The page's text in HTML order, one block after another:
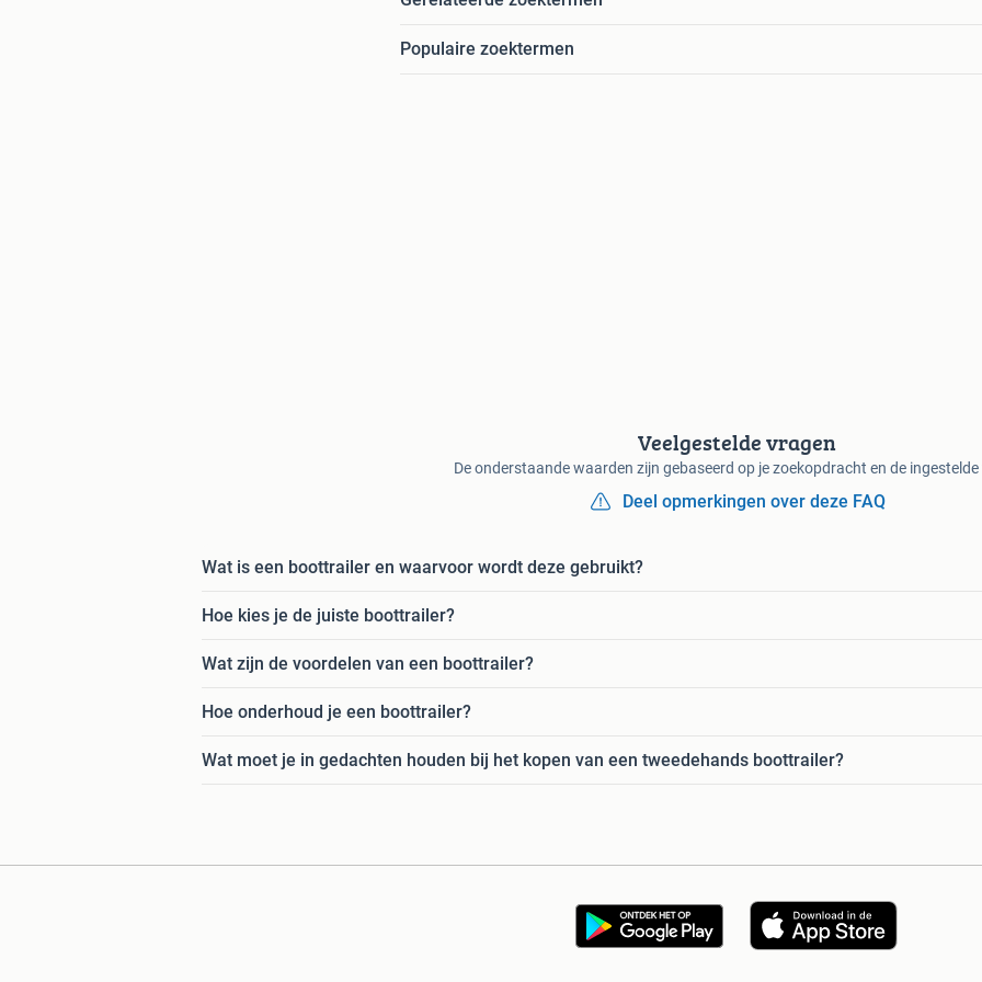
Populaire zoektermen
Veelgestelde vragen
De onderstaande waarden zijn gebaseerd op je zoekopdracht en de
Deel opmerkingen over deze FAQ
Wat is een boottrailer en waarvoor wordt deze gebruikt?
Hoe kies je de juiste boottrailer?
Wat zijn de voordelen van een boottrailer?
Hoe onderhoud je een boottrailer?
Wat moet je in gedachten houden bij het kopen van een tweedehands boottrailer?